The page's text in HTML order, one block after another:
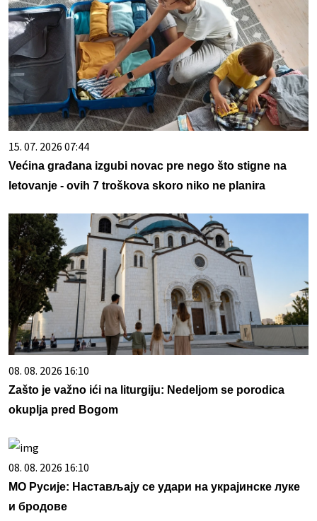
15. 07. 2026 07:44
Većina građana izgubi novac pre nego što stigne na
letovanje - ovih 7 troškova skoro niko ne planira
08. 08. 2026 16:10
Zašto je važno ići na liturgiju: Nedeljom se porodica
okuplja pred Bogom
08. 08. 2026 16:10
МО Русије: Настављају се удари на украјинске луке
и бродове